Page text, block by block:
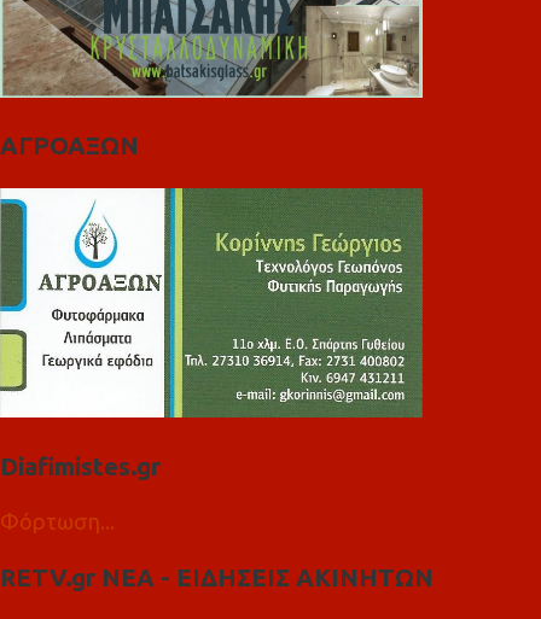
ΑΓΡΟΑΞΩΝ
Diafimistes.gr
Φόρτωση...
RETV.gr ΝΕΑ - ΕΙΔΗΣΕΙΣ ΑΚΙΝΗΤΩΝ